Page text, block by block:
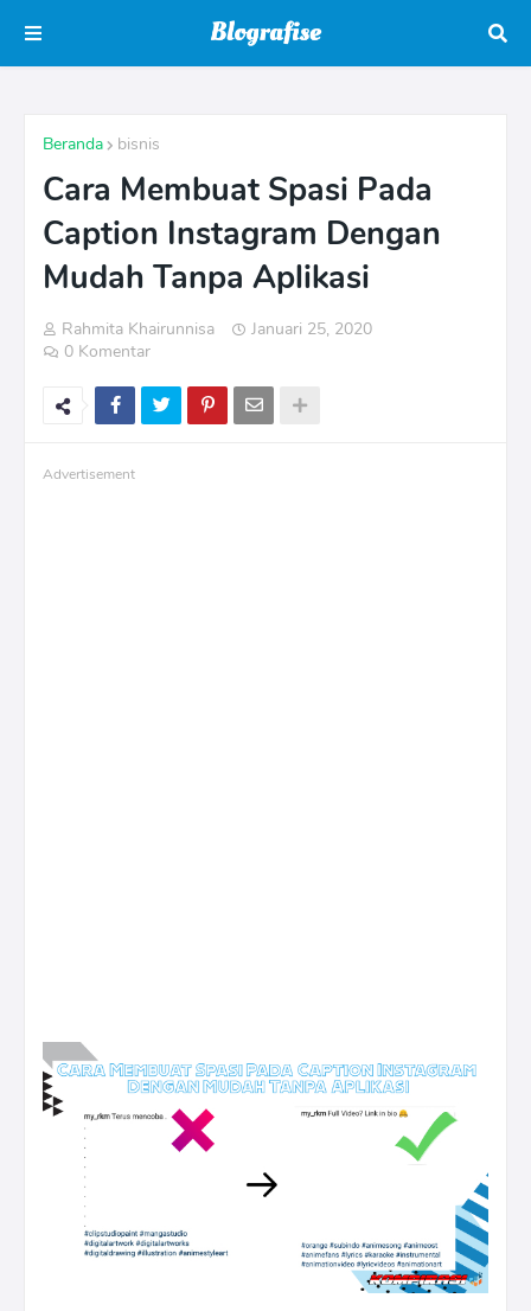
Beranda bisnis
Cara Membuat Spasi Pada
Caption Instagram Dengan
Mudah Tanpa Aplikasi
Rahmita Khairunnisa
Januari 25, 2020
0 Komentar
Advertisement